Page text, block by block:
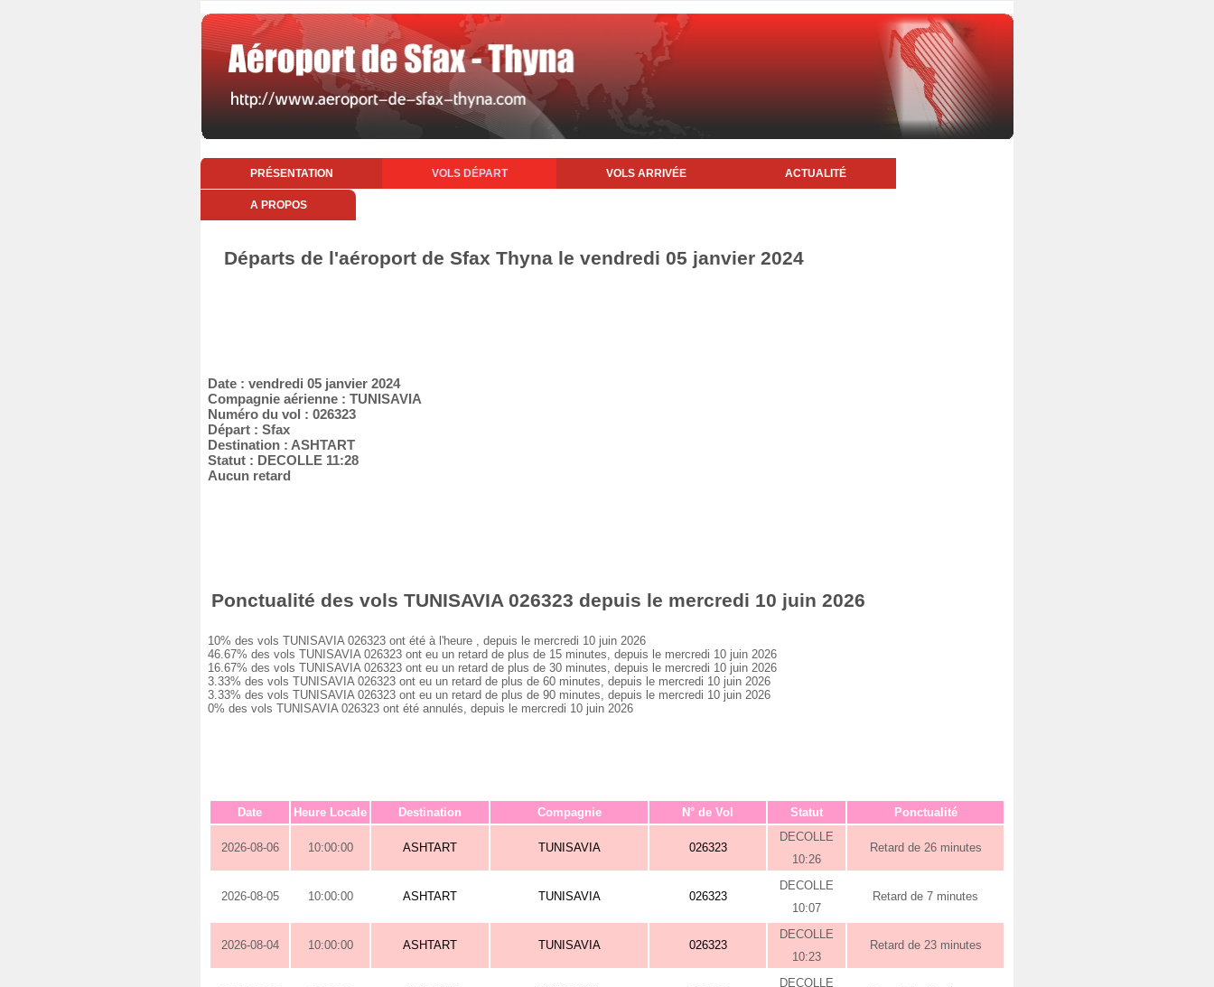
PRÉSENTATION VOLS DÉPART VOLS ARRIVÉE ACTUALITÉ
A PROPOS
Départs de l'aéroport de Sfax Thyna le vendredi 05 janvier 2024
Date : vendredi 05 janvier 2024
Compagnie aérienne : TUNISAVIA
Numéro du vol : 026323
Départ : Sfax
Destination : ASHTART
Statut : DECOLLE 11:28
Aucun retard
Ponctualité des vols TUNISAVIA 026323 depuis le mercredi 10 juin 2026
10% des vols TUNISAVIA 026323 ont été à l'heure , depuis le mercredi 10 juin 2026
46.67% des vols TUNISAVIA 026323 ont eu un retard de plus de 15 minutes, depuis le mercredi 10 juin 2026
16.67% des vols TUNISAVIA 026323 ont eu un retard de plus de 30 minutes, depuis le mercredi 10 juin 2026
3.33% des vols TUNISAVIA 026323 ont eu un retard de plus de 60 minutes, depuis le mercredi 10 juin 2026
3.33% des vols TUNISAVIA 026323 ont eu un retard de plus de 90 minutes, depuis le mercredi 10 juin 2026
0% des vols TUNISAVIA 026323 ont été annulés, depuis le mercredi 10 juin 2026
Date Heure Locale Destination Compagnie N° de Vol Statut Ponctualité
2026-08-06 10:00:00 ASHTART TUNISAVIA 026323
DECOLLE
10:26
Retard de 26 minutes
2026-08-05 10:00:00 ASHTART TUNISAVIA 026323
DECOLLE
10:07
Retard de 7 minutes
2026-08-04 10:00:00 ASHTART TUNISAVIA 026323
DECOLLE
10:23
Retard de 23 minutes
DECOLLE